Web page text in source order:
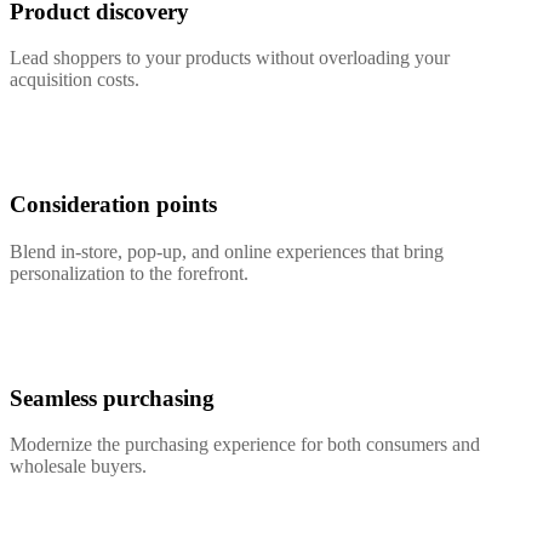
Product discovery
Lead shoppers to your products without overloading your
acquisition costs.
Consideration points
Blend in-store, pop-up, and online experiences that bring
personalization to the forefront.
Seamless purchasing
Modernize the purchasing experience for both consumers and
wholesale buyers.